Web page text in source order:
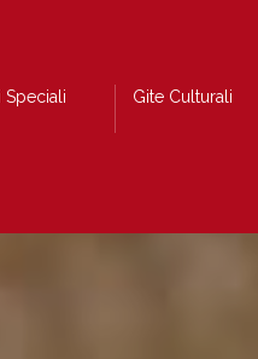
Speciali Gite Culturali